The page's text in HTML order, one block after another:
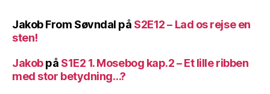
Jakob From Søvndal på S2E12 – Lad os rejse en
sten!
Jakobpå S1E2 1. Mosebog kap.2 – Et lille ribben
med stor betydning…?